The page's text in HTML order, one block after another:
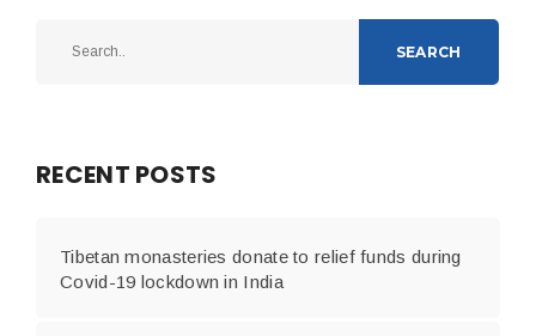
SEARCH
RECENT POSTS
Tibetan monasteries donate to relief funds during
Covid-19 lockdown in India